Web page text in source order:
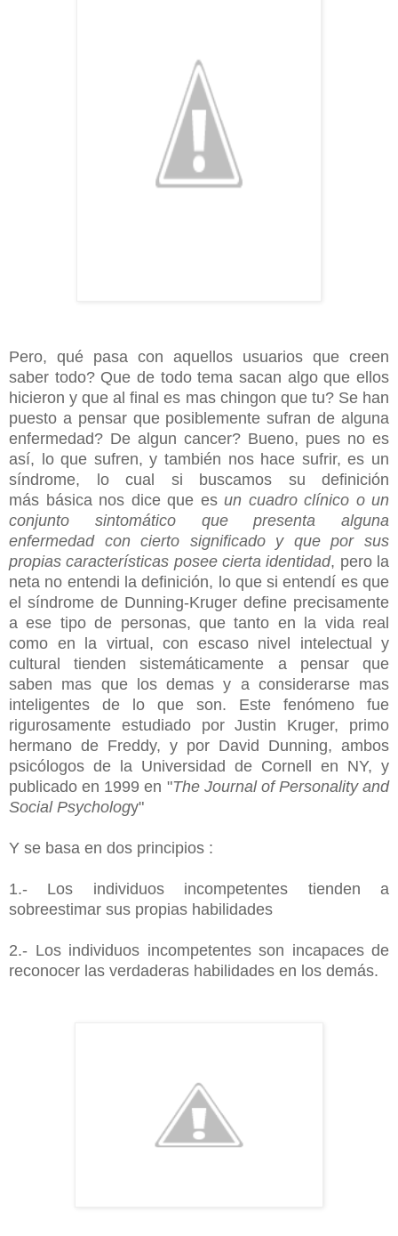
Pero, qué pasa con aquellos usuarios que creen
saber todo? Que de todo tema sacan algo que ellos
hicieron y que al final es mas chingon que tu? Se han
puesto a pensar que posiblemente sufran de alguna
enfermedad? De algun cancer? Bueno, pues no es
así, lo que sufren, y también nos hace sufrir, es un
síndrome, lo cual si buscamos su definición
más básica nos dice que es un cuadro clínico o un
conjunto sintomático que presenta alguna
enfermedad con cierto significado y que por sus
propias características posee cierta identidad, pero la
neta no entendi la definición, lo que si entendí es que
el síndrome de Dunning-Kruger define precisamente
a ese tipo de personas, que tanto en la vida real
como en la virtual, con escaso nivel intelectual y
cultural tienden sistemáticamente a pensar que
saben mas que los demas y a considerarse mas
inteligentes de lo que son. Este fenómeno fue
rigurosamente estudiado por Justin Kruger, primo
hermano de Freddy, y por David Dunning, ambos
psicólogos de la Universidad de Cornell en NY, y
publicado en 1999 en "The Journal of Personality and
Social Psychology"
Y se basa en dos principios :
1.- Los individuos incompetentes tienden a
sobreestimar sus propias habilidades
2.- Los individuos incompetentes son incapaces de
reconocer las verdaderas habilidades en los demás.